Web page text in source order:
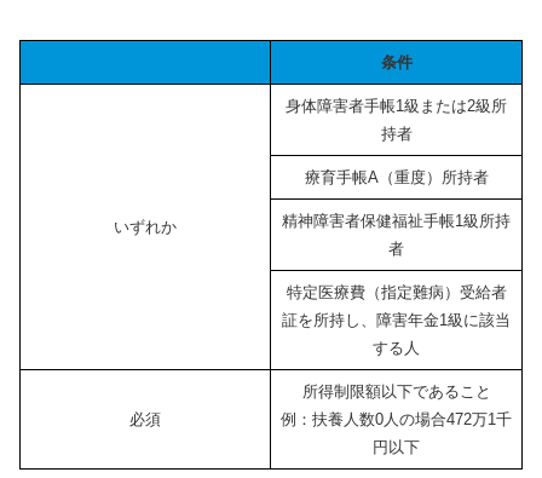
条件
いずれか
身体障害者手帳1級または2級所
持者
療育手帳A（重度）所持者
精神障害者保健福祉手帳1級所持
者
特定医療費（指定難病）受給者
証を所持し、障害年金1級に該当
する人
必須
所得制限額以下であること
例：扶養人数0人の場合472万1千
円以下